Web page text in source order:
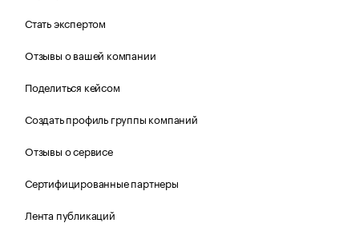
Стать экспертом
Отзывы о вашей компании
Поделиться кейсом
Создать профиль группы компаний
Отзывы о сервисе
Сертифицированные партнеры
Лента публикаций